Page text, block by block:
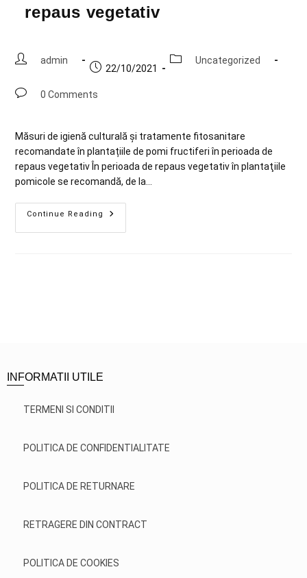
repaus vegetativ
admin
22/10/2021
Uncategorized
0 Comments
Măsuri de igienă culturală și tratamente fitosanitare
recomandate în plantațiile de pomi fructiferi în perioada de
repaus vegetativ În perioada de repaus vegetativ în plantaţiile
pomicole se recomandă, de la…
Continue Reading
INFORMATII UTILE
TERMENI SI CONDITII
POLITICA DE CONFIDENTIALITATE
POLITICA DE RETURNARE
RETRAGERE DIN CONTRACT
POLITICA DE COOKIES